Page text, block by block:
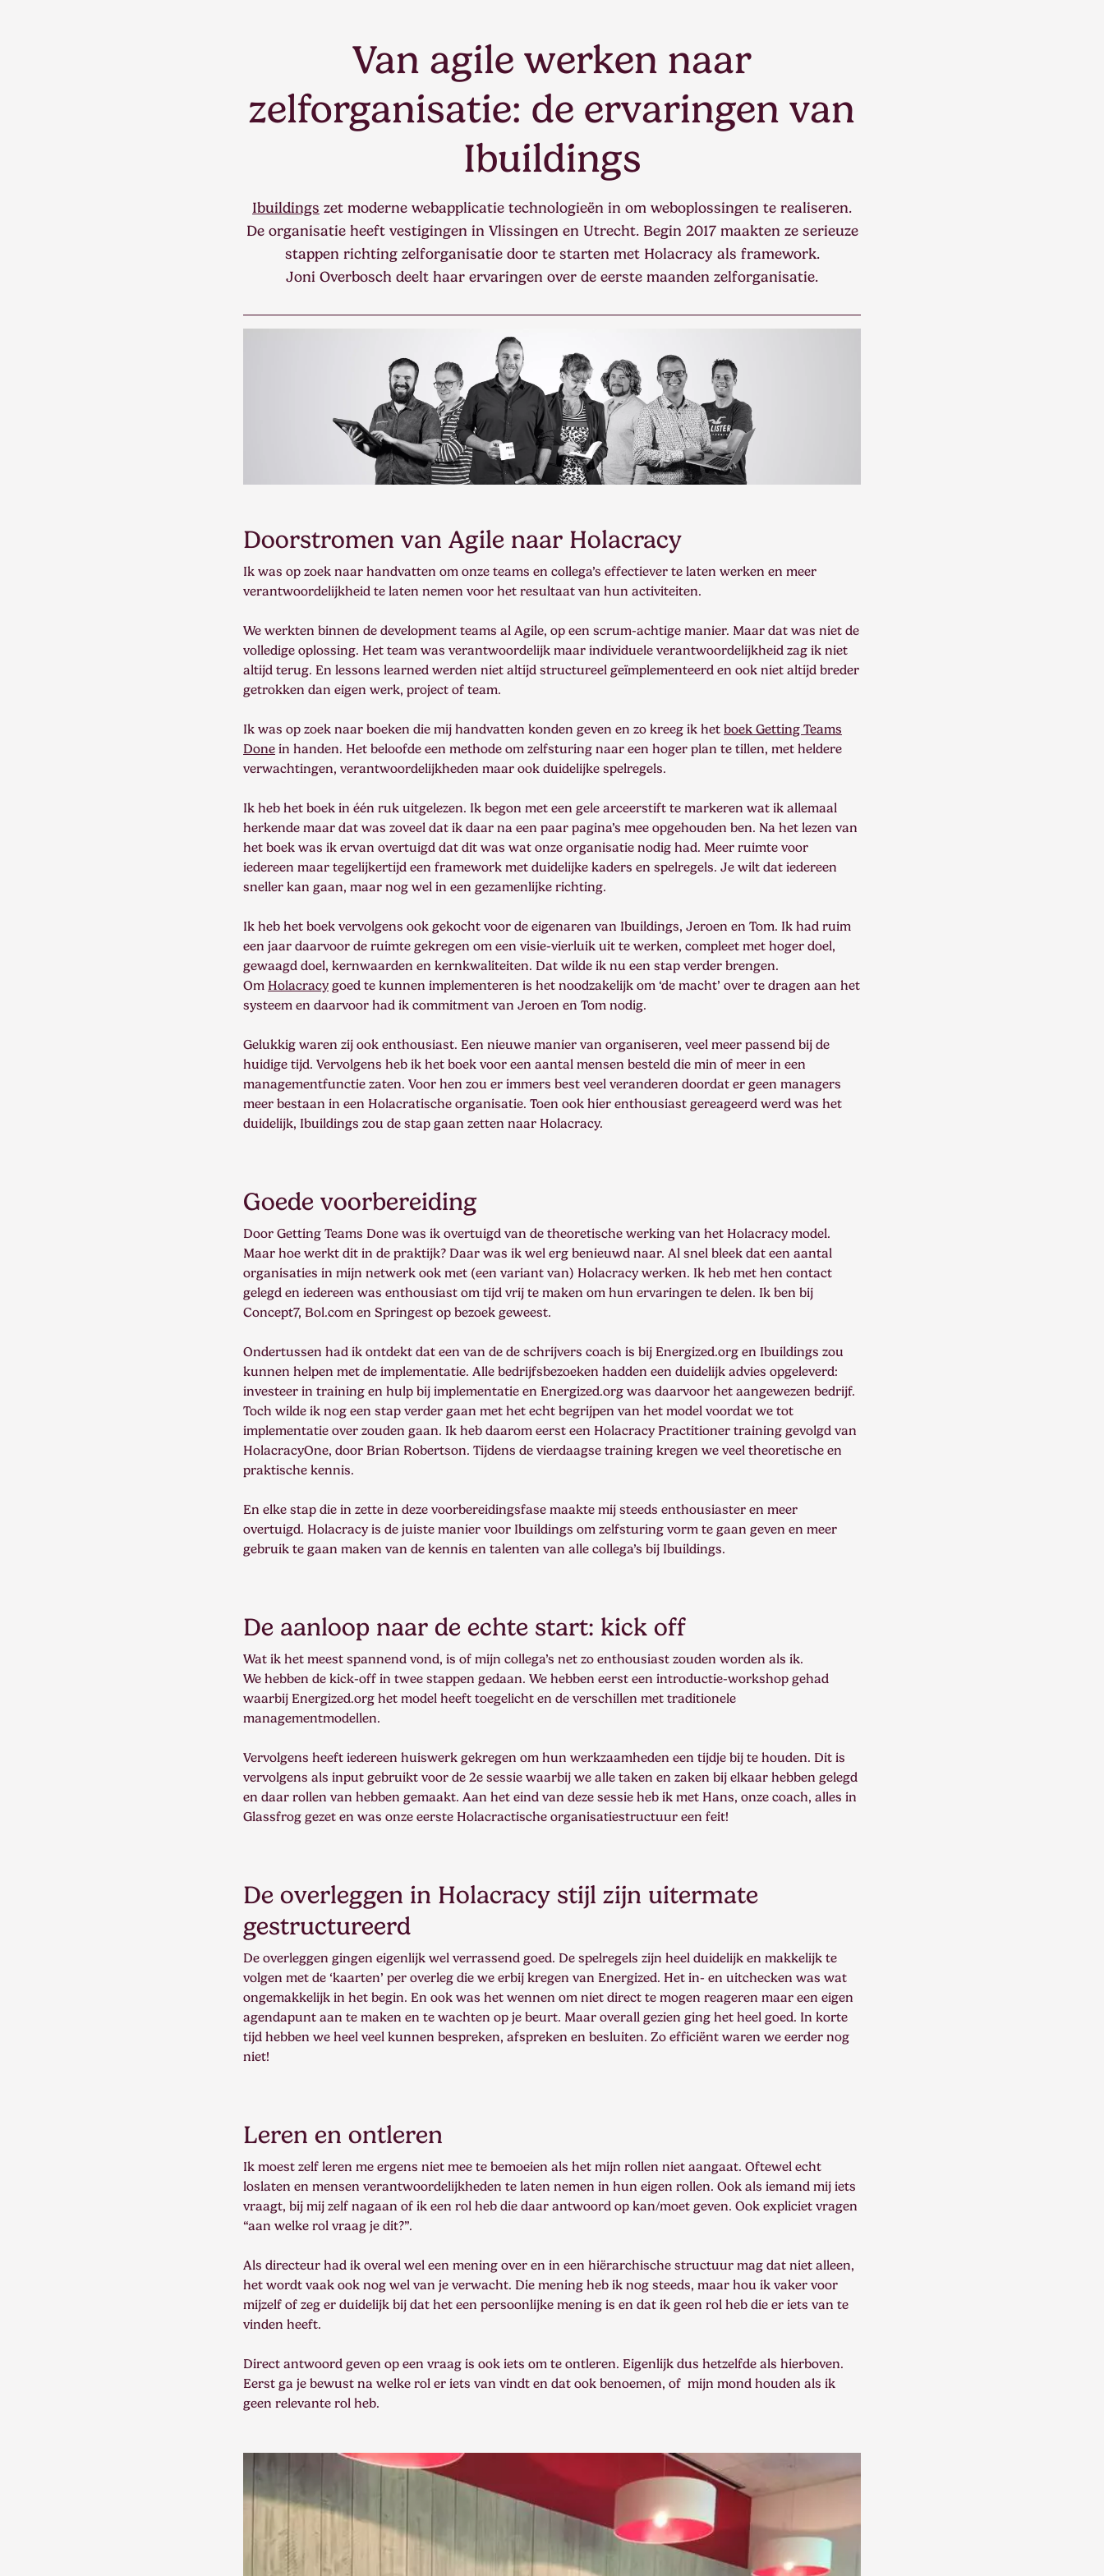
Van agile werken naar
zelforganisatie: de ervaringen van
Ibuildings
Ibuildings zet moderne webapplicatie technologieën in om weboplossingen te realiseren.
De organisatie heeft vestigingen in Vlissingen en Utrecht. Begin 2017 maakten ze serieuze
stappen richting zelforganisatie door te starten met Holacracy als framework.
Joni Overbosch deelt haar ervaringen over de eerste maanden zelforganisatie.
Doorstromen van Agile naar Holacracy
Ik was op zoek naar handvatten om onze teams en collega’s effectiever te laten werken en meer
verantwoordelijkheid te laten nemen voor het resultaat van hun activiteiten.
We werkten binnen de development teams al Agile, op een scrum-achtige manier. Maar dat was niet de
volledige oplossing. Het team was verantwoordelijk maar individuele verantwoordelijkheid zag ik niet
altijd terug. En lessons learned werden niet altijd structureel geïmplementeerd en ook niet altijd breder
getrokken dan eigen werk, project of team.
Ik was op zoek naar boeken die mij handvatten konden geven en zo kreeg ik het boek Getting Teams
Done in handen. Het beloofde een methode om zelfsturing naar een hoger plan te tillen, met heldere
verwachtingen, verantwoordelijkheden maar ook duidelijke spelregels.
Ik heb het boek in één ruk uitgelezen. Ik begon met een gele arceerstift te markeren wat ik allemaal
herkende maar dat was zoveel dat ik daar na een paar pagina’s mee opgehouden ben. Na het lezen van
het boek was ik ervan overtuigd dat dit was wat onze organisatie nodig had. Meer ruimte voor
iedereen maar tegelijkertijd een framework met duidelijke kaders en spelregels. Je wilt dat iedereen
sneller kan gaan, maar nog wel in een gezamenlijke richting.
Ik heb het boek vervolgens ook gekocht voor de eigenaren van Ibuildings, Jeroen en Tom. Ik had ruim
een jaar daarvoor de ruimte gekregen om een visie-vierluik uit te werken, compleet met hoger doel,
gewaagd doel, kernwaarden en kernkwaliteiten. Dat wilde ik nu een stap verder brengen.
Om Holacracygoed te kunnen implementeren is het noodzakelijk om ‘de macht’ over te dragen aan het
systeem en daarvoor had ik commitment van Jeroen en Tom nodig.
Gelukkig waren zij ook enthousiast. Een nieuwe manier van organiseren, veel meer passend bij de
huidige tijd. Vervolgens heb ik het boek voor een aantal mensen besteld die min of meer in een
managementfunctie zaten. Voor hen zou er immers best veel veranderen doordat er geen managers
meer bestaan in een Holacratische organisatie. Toen ook hier enthousiast gereageerd werd was het
duidelijk, Ibuildings zou de stap gaan zetten naar Holacracy.
Goede voorbereiding
Door Getting Teams Done was ik overtuigd van de theoretische werking van het Holacracy model.
Maar hoe werkt dit in de praktijk? Daar was ik wel erg benieuwd naar. Al snel bleek dat een aantal
organisaties in mijn netwerk ook met (een variant van) Holacracy werken. Ik heb met hen contact
gelegd en iedereen was enthousiast om tijd vrij te maken om hun ervaringen te delen. Ik ben bij
Concept7, Bol.com en Springest op bezoek geweest.
Ondertussen had ik ontdekt dat een van de de schrijvers coach is bij Energized.org en Ibuildings zou
kunnen helpen met de implementatie. Alle bedrijfsbezoeken hadden een duidelijk advies opgeleverd:
investeer in training en hulp bij implementatie en Energized.org was daarvoor het aangewezen bedrijf.
Toch wilde ik nog een stap verder gaan met het echt begrijpen van het model voordat we tot
implementatie over zouden gaan. Ik heb daarom eerst een Holacracy Practitioner training gevolgd van
HolacracyOne, door Brian Robertson. Tijdens de vierdaagse training kregen we veel theoretische en
praktische kennis.
En elke stap die in zette in deze voorbereidingsfase maakte mij steeds enthousiaster en meer
overtuigd. Holacracy is de juiste manier voor Ibuildings om zelfsturing vorm te gaan geven en meer
gebruik te gaan maken van de kennis en talenten van alle collega’s bij Ibuildings.
De aanloop naar de echte start: kick off
Wat ik het meest spannend vond, is of mijn collega’s net zo enthousiast zouden worden als ik.
We hebben de kick-off in twee stappen gedaan. We hebben eerst een introductie-workshop gehad
waarbij Energized.org het model heeft toegelicht en de verschillen met traditionele
managementmodellen.
Vervolgens heeft iedereen huiswerk gekregen om hun werkzaamheden een tijdje bij te houden. Dit is
vervolgens als input gebruikt voor de 2e sessie waarbij we alle taken en zaken bij elkaar hebben gelegd
en daar rollen van hebben gemaakt. Aan het eind van deze sessie heb ik met Hans, onze coach, alles in
Glassfrog gezet en was onze eerste Holacractische organisatiestructuur een feit!
De overleggen in Holacracy stijl zijn uitermate
gestructureerd
De overleggen gingen eigenlijk wel verrassend goed. De spelregels zijn heel duidelijk en makkelijk te
volgen met de ‘kaarten’ per overleg die we erbij kregen van Energized. Het in- en uitchecken was wat
ongemakkelijk in het begin. En ook was het wennen om niet direct te mogen reageren maar een eigen
agendapunt aan te maken en te wachten op je beurt. Maar overall gezien ging het heel goed. In korte
tijd hebben we heel veel kunnen bespreken, afspreken en besluiten. Zo efficiënt waren we eerder nog
niet!
Leren en ontleren
Ik moest zelf leren me ergens niet mee te bemoeien als het mijn rollen niet aangaat. Oftewel echt
loslaten en mensen verantwoordelijkheden te laten nemen in hun eigen rollen. Ook als iemand mij iets
vraagt, bij mij zelf nagaan of ik een rol heb die daar antwoord op kan/moet geven. Ook expliciet vragen
“aan welke rol vraag je dit?”.
Als directeur had ik overal wel een mening over en in een hiërarchische structuur mag dat niet alleen,
het wordt vaak ook nog wel van je verwacht. Die mening heb ik nog steeds, maar hou ik vaker voor
mijzelf of zeg er duidelijk bij dat het een persoonlijke mening is en dat ik geen rol heb die er iets van te
vinden heeft.
Direct antwoord geven op een vraag is ook iets om te ontleren. Eigenlijk dus hetzelfde als hierboven.
Eerst ga je bewust na welke rol er iets van vindt en dat ook benoemen, of mijn mond houden als ik
geen relevante rol heb.